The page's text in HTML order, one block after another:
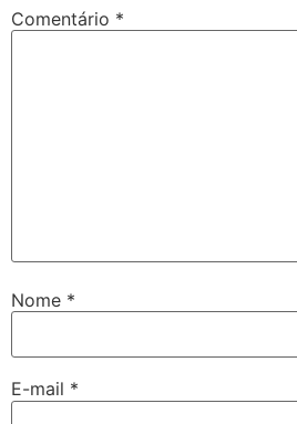
Comentário *
Nome *
E-mail *